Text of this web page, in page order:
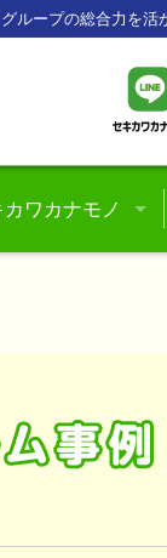
ループの総合力を活
ワカナモノ
楽天市場
ぎり弁当ブランド
ュニティースペース